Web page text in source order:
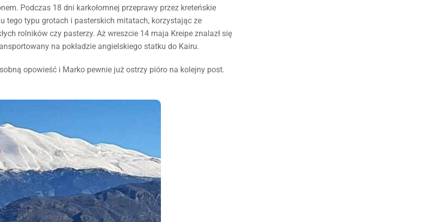
Podczas 18 dni karkołomnej przeprawy przez kreteńskie
tego typu grotach i pasterskich mitatach, korzystając ze
rolników czy pasterzy. Aż wreszcie 14 maja Kreipe znalazł się
na pokładzie angielskiego statku do Kairu.
opowieść i Marko pewnie już ostrzy pióro na kolejny post.